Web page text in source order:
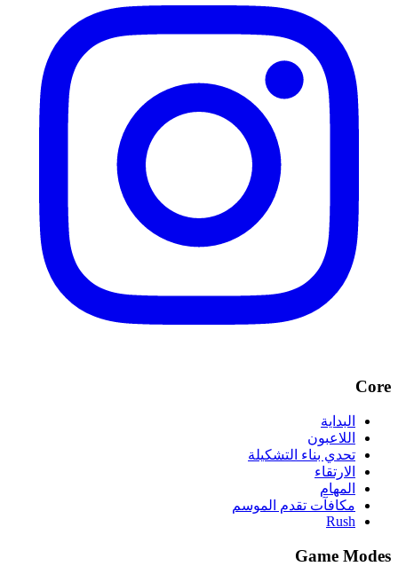
Core
البداية
اللاعبون
تحدي بناء التشكيلة
الارتقاء
المهام
مكافآت تقدم الموسم
Rush
Game Modes